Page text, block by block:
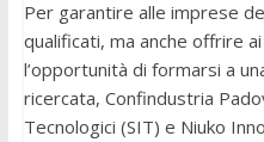
Per garantire alle imprese
qualificati, ma anche offrire
l’opportunità di formarsi a
ricercata, Confindustria
Tecnologici (SIT) e Niuko